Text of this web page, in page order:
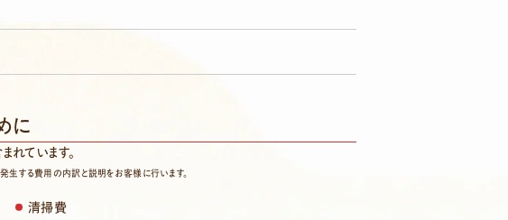
に
れています。
生する費用の内訳と説明をお客様に行います。
清掃費